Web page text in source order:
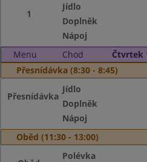
1
Jídlo
Doplněk
Nápoj
Menu
Chod
Čtvrtek
Přesnídávka (8:30 - 8:45)
Přesnídávka
Jídlo
Doplněk
Nápoj
Oběd (11:30 - 13:00)
Polévka